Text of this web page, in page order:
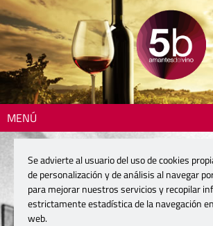
MENÚ
Se advierte al usuario del uso de cookies
de personalización y de análisis al navegar
para mejorar nuestros servicios y recopilar
estrictamente estadística de la navegación
web.